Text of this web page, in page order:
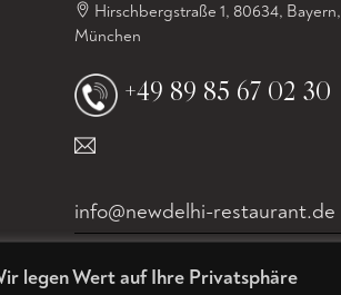
legen Wert auf Ihre Privatsphäre
Hirschbergstraße 1, 80634, Bayern,
München
+49 89 85 67 02 30
info@newdelhi-restaurant.de